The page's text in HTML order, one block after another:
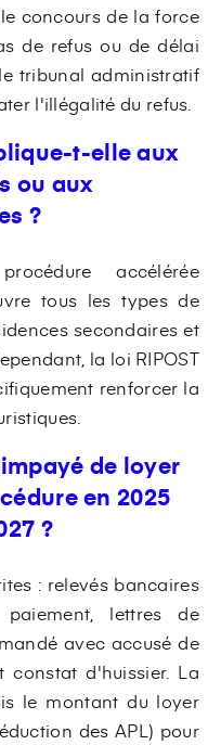
concours de la force
de refus ou de délai
tribunal administratif
l'illégalité du refus.
t-elle aux
ou aux
?
accélérée
tous les types de
secondaires et
la loi RIPOST
renforcer la
de loyer
en 2025
?
: relevés bancaires
lettres de
avec accusé de
constat d'huissier. La
le montant du loyer
des APL) pour